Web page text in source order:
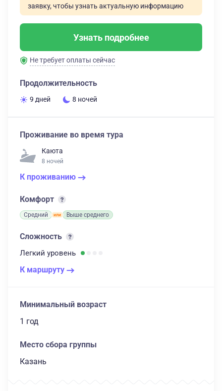
заявку, чтобы узнать актуальную информацию
Узнать подробнее
Не требует оплаты сейчас
Продолжительность
9 дней 8 ночей
Проживание во время тура
Каюта
8 ночей
К проживанию
Комфорт
Средний Выше среднего
Сложность
Легкий уровень
К маршруту
Минимальный возраст
1 год
Место сбора группы
Казань